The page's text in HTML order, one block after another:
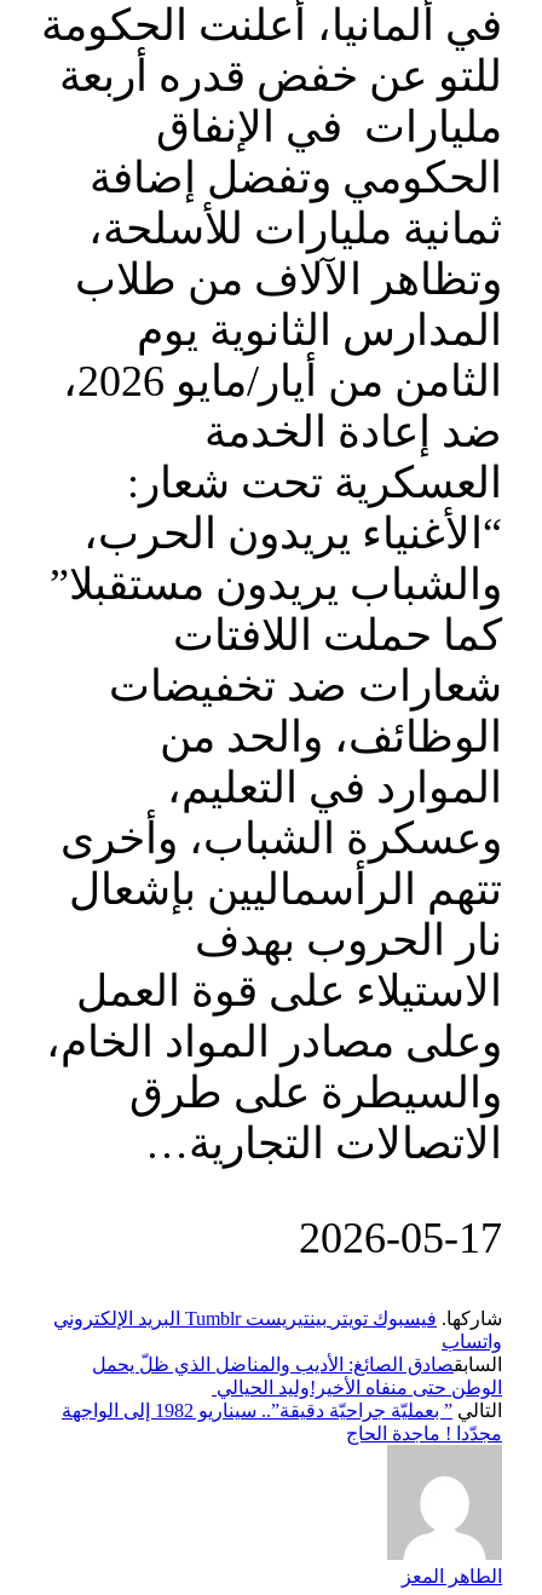
في ألمانيا، أعلنت الحكومة
للتو عن خفض قدره أربعة
مليارات في الإنفاق
الحكومي وتفضل إضافة
ثمانية مليارات للأسلحة،
وتظاهر الآلاف من طلاب
المدارس الثانوية يوم
الثامن من أيار/مايو 2026،
ضد إعادة الخدمة
العسكرية تحت شعار:
“الأغنياء يريدون الحرب،
والشباب يريدون مستقبلا”
كما حملت اللافتات
شعارات ضد تخفيضات
الوظائف، والحد من
الموارد في التعليم،
وعسكرة الشباب، وأخرى
تتهم الرأسماليين بإشعال
نار الحروب بهدف
الاستيلاء على قوة العمل
وعلى مصادر المواد الخام،
والسيطرة على طرق
الاتصالات التجارية…
‎2026-‎05-‎17
شاركها. فيسبوك تويتر بينتيريست Tumblr البريد الإلكتروني
واتساب
السابقصادق الصائغ: الأديب والمناضل الذي ظلّ يحمل
الوطن حتى منفاه الأخير!وليد الحيالي
التالي
” بعمليّة جراحيّة دقيقة”.. سيناريو 1982 إلى الواجهة
مجدّدا ! ماجدة الحاج
الطاهر المعز